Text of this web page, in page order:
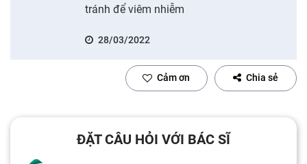
tránh để viêm nhiễm
28/03/2022
Cảm ơn Chia sẻ
ĐẶT CÂU HỎI VỚI BÁC SĨ